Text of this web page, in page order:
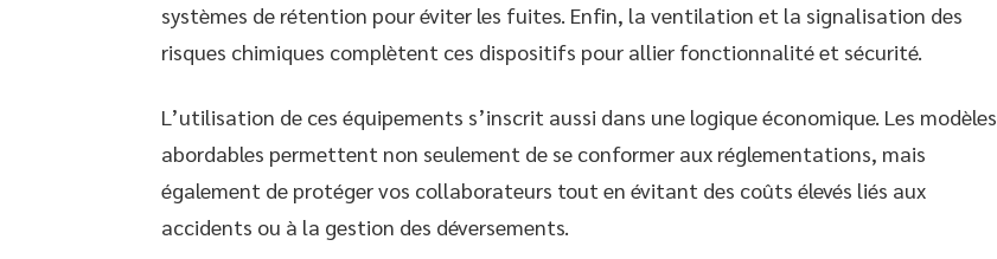
systèmes de rétention pour éviter les fuites. Enfin, la ventilation et la signalisation des
risques chimiques complètent ces dispositifs pour allier fonctionnalité et sécurité.
L’utilisation de ces équipements s’inscrit aussi dans une logique économique. Les modèles
abordables permettent non seulement de se conformer aux réglementations, mais
également de protéger vos collaborateurs tout en évitant des coûts élevés liés aux
accidents ou à la gestion des déversements.